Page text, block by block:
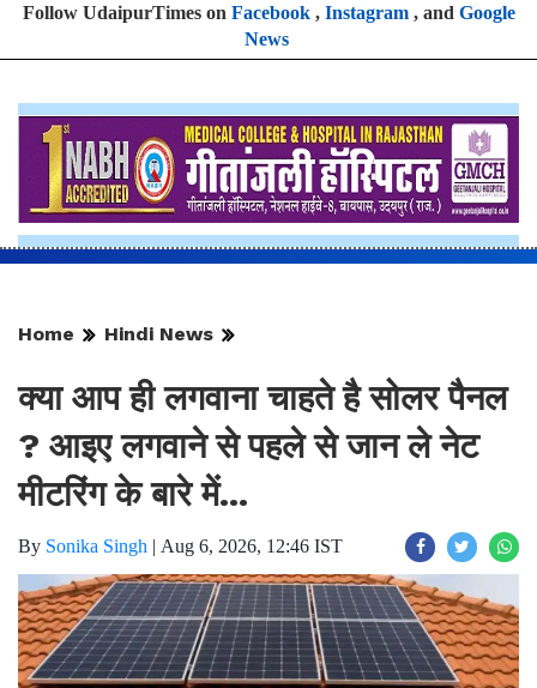
Follow UdaipurTimes on Facebook, Instagram, and Google
News
Home Hindi News
क्या आप ही लगवाना चाहते है सोलर पैनल
? आइए लगवाने से पहले से जान ले नेट
मीटरिंग के बारे में...
By Sonika Singh | Aug 6, 2026, 12:46 IST